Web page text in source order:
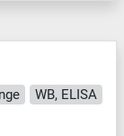
WB, ELISA